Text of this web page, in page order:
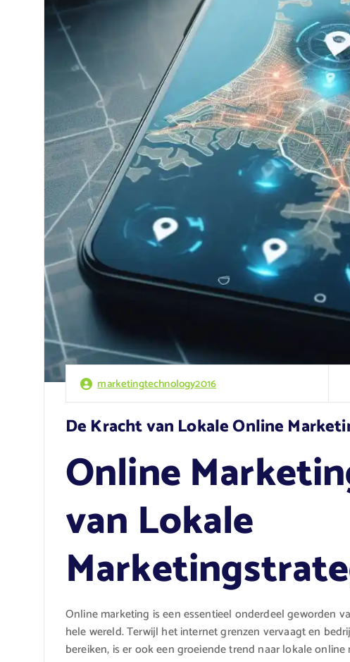
marketingtechnology2016
De Kracht van Lokale Online
Online
van Lokale
Online marketing is een essentieel onderdeel geworden
hele wereld. Terwijl het internet grenzen vervaagt en
bereiken, is er ook een groeiende trend naar lokale online